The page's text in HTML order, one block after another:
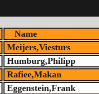
Name
Meijers,Viesturs
Humburg,Philipp
Rafiee,Makan
Eggenstein,Frank